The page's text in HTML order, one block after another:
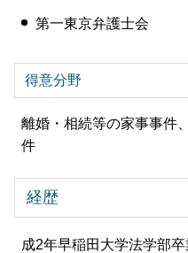
第一東京弁護士会
得意分野
離婚・相続等の家事事件
件
経歴
成2年早稲田大学法学部卒